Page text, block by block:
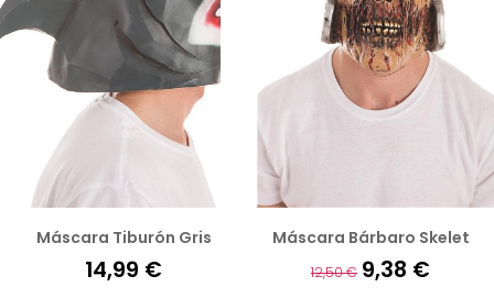
Máscara Tiburón Gris
14,99 €
Máscara Bárbaro Skelet
12,50 € 9,38 €